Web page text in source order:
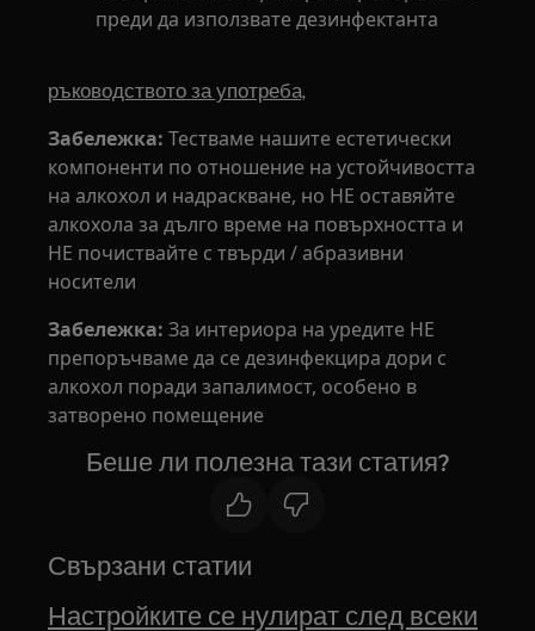
преди да използвате дезинфектанта
ръководството за употреба,
Забележка: Тестваме нашите естетически
компоненти по отношение на устойчивостта
на алкохол и надраскване, но НЕ оставяйте
алкохола за дълго време на повърхността и
НЕ почиствайте с твърди / абразивни
носители
Забележка: За интериора на уредите НЕ
препоръчваме да се дезинфекцира дори с
алкохол поради запалимост, особено в
затворено помещение
Беше ли полезна тази статия?
Свързани статии
Настройките се нулират след всеки